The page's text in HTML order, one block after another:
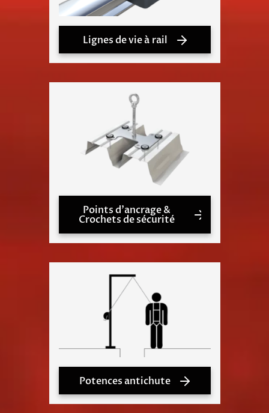
Lignes de vie à rail
Points d'ancrage &
Crochets de sécurité
Potences antichute